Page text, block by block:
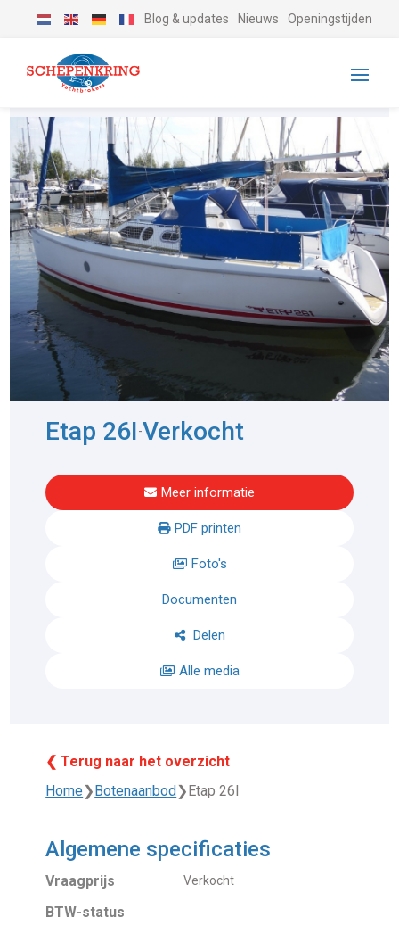
Blog & updates Nieuws Openingstijden
Etap 26I-Verkocht
Meer informatie
PDF printen
Foto's
Documenten
Delen
Alle media
❮ Terug naar het overzicht
Home❯Botenaanbod❯Etap 26I
Algemene specificaties
Vraagprijs Verkocht
BTW-status